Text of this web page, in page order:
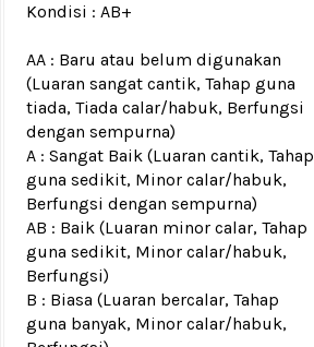
Kondisi : AB+
AA : Baru atau belum digunakan
(Luaran sangat cantik, Tahap guna
tiada, Tiada calar/habuk, Berfungsi
dengan sempurna)
A : Sangat Baik (Luaran cantik, Tahap
guna sedikit, Minor calar/habuk,
Berfungsi dengan sempurna)
AB : Baik (Luaran minor calar, Tahap
guna sedikit, Minor calar/habuk,
Berfungsi)
B : Biasa (Luaran bercalar, Tahap
guna banyak, Minor calar/habuk,